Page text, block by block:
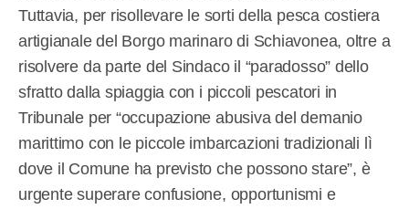
Tuttavia, per risollevare le sorti della pesca costiera
artigianale del Borgo marinaro di Schiavonea, oltre a
risolvere da parte del Sindaco il “paradosso” dello
sfratto dalla spiaggia con i piccoli pescatori in
Tribunale per “occupazione abusiva del demanio
marittimo con le piccole imbarcazioni tradizionali lì
dove il Comune ha previsto che possono stare”, è
urgente superare confusione, opportunismi e